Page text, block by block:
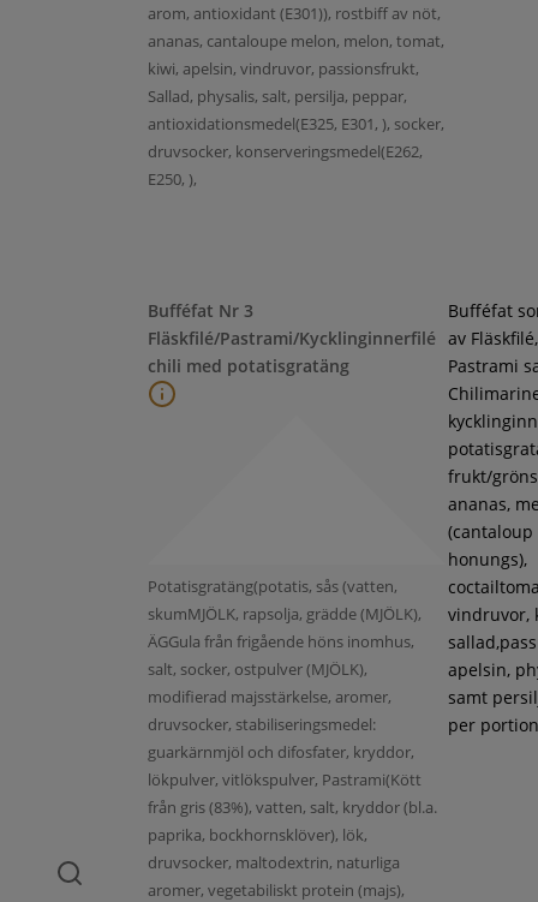
arom, antioxidant (E301)), rostbiff av nöt,
ananas, cantaloupe melon, melon, tomat,
kiwi, apelsin, vindruvor, passionsfrukt,
Sallad, physalis, salt, persilja, peppar,
antioxidationsmedel(E325, E301, ), socker,
druvsocker, konserveringsmedel(E262,
E250, ),
Bufféfat Nr 3
Fläskfilé/Pastrami/Kycklinginnerfilé
chili med potatisgratäng
Potatisgratäng(potatis, sås (vatten,
skumMJÖLK, rapsolja, grädde (MJÖLK),
ÄGGula från frigående höns inomhus,
salt, socker, ostpulver (MJÖLK),
modifierad majsstärkelse, aromer,
druvsocker, stabiliseringsmedel:
guarkärnmjöl och difosfater, kryddor,
lökpulver, vitlökspulver, Pastrami(Kött
från gris (83%), vatten, salt, kryddor (bl.a.
paprika, bockhornsklöver), lök,
druvsocker, maltodextrin, naturliga
aromer, vegetabiliskt protein (majs),
Bufféfat
av Fläskfilé,
Pastrami
frukt/
ananas,
(cantaloup
honungs),
vindruvor,
apelsin,
samt
per